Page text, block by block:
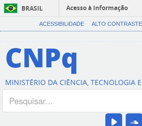
BRASIL
Acesso à informação
ACESSIBILIDADE ALTO CONTRASTE
CNPq
MINISTÉRIO DA CIÊNCIA, TECNOLOGIA